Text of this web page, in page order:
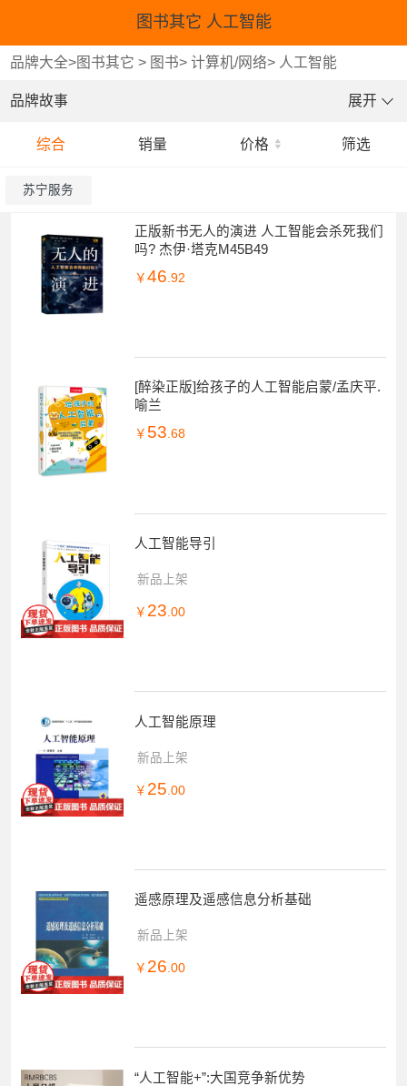
图书其它 人工智能
品牌大全>图书其它 > 图书>计算机/网络> 人工智能
品牌故事 展开
综合 销量 价格 筛选
苏宁服务
正版新书无人的演进 人工智能会杀死我们
吗? 杰伊·塔克M45B49
￥ 46 .92
[醉染正版]给孩子的人工智能启蒙/孟庆平.
喻兰
￥ 53.68
人工智能导引
新品上架
￥ 23.00
人工智能原理
新品上架
￥ 25 .00
遥感原理及遥感信息分析基础
新品上架
￥ 26.00
“人工智能+”:大国竞争新优势